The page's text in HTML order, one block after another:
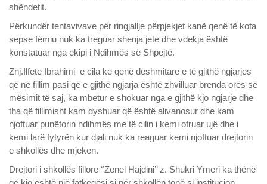
shëndetit.
Përkundër tentavivave për ringjallje përpjekjet kanë qenë të kota
sepse fëmiu nuk ka treguar shenja jete dhe vdekja është
konstatuar nga ekipi i Ndihmës së Shpejtë.
Znj.Ilfete Ibrahimi e cila ke qenë dëshmitare e të gjithë ngjarjes
që në fillim pasi që e gjithë ngjarja është zhvilluar brenda orës së
mësimit të saj, ka mbetur e shokuar nga e gjithë kjo ngjarje dhe
tha që fillimisht kam dyshuar që është alivanosur dhe kam
njoftuar punëtorin ndihmës me të cilin i kemi ofruar ujë dhe i
kemi larë fytyrën kur djali nuk ka reaguar kemi njoftuar drejtorin
e shkollës dhe mjeken.
Drejtori i shkollës fillore ‘’Zenel Hajdini’’ z. Shukri Ymeri ka thënë